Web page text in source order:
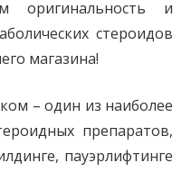
оригинальность и
стероидов
магазина!
– один из наиболее
препаратов,
пауэрлифтинге